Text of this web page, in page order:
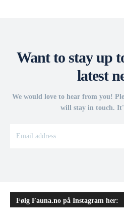
Want to stay up
latest
We would love to hear from you!
will stay in touch.
Følg Fauna.no på Instagram her: